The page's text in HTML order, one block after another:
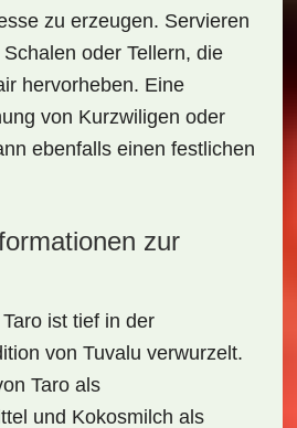
zu erzeugen. Servieren
oder Tellern, die
hervorheben. Eine
von Kurzwiligen oder
ebenfalls einen festlichen
zur
ist tief in der
von Tuvalu verwurzelt.
Taro als
und Kokosmilch als